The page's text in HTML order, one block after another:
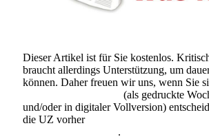
Dieser Artikel ist für Sie kostenlos.
braucht allerdings Unterstützung, um
können. Daher freuen wir uns, wenn Sie
(als gedruckte
und/oder in digitaler Vollversion)
die UZ vorher
.